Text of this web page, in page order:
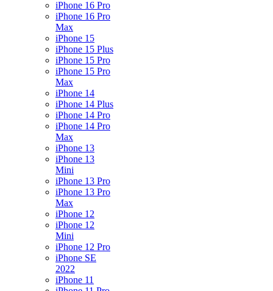
iPhone 16 Pro
iPhone 16 Pro
Max
iPhone 15
iPhone 15 Plus
iPhone 15 Pro
iPhone 15 Pro
Max
iPhone 14
iPhone 14 Plus
iPhone 14 Pro
iPhone 14 Pro
Max
iPhone 13
iPhone 13
Mini
iPhone 13 Pro
iPhone 13 Pro
Max
iPhone 12
iPhone 12
Mini
iPhone 12 Pro
iPhone SE
2022
iPhone 11